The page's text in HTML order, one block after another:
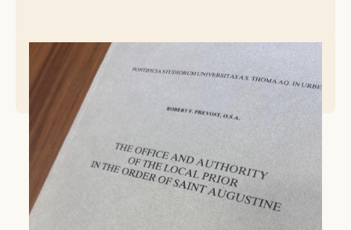
Het doctoraat van de paus.
Angelicum
Pauselijke Universiteit van Sint-Thomas van Aquino